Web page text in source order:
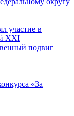
участие в
XXI
подвиг
«За